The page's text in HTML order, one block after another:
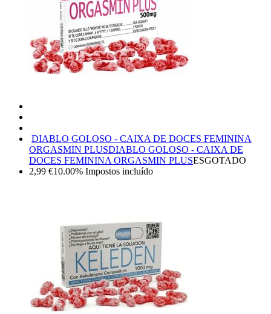
DIABLO GOLOSO - CAIXA DE DOCES FEMININA
ORGASMIN PLUSDIABLO GOLOSO - CAIXA DE
DOCES FEMININA ORGASMIN PLUSESGOTADO
2,99 €10.00% Impostos incluído